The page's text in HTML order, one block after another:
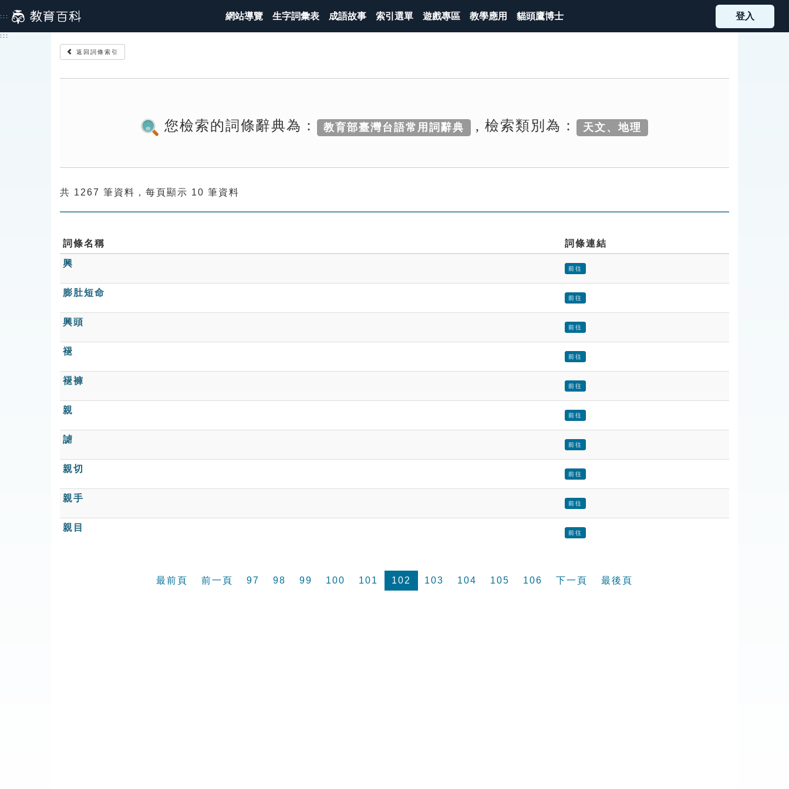
到
主
::: 網站導覽 生字詞彙表 成語故事 索引選單 遊戲專區 教學應用 貓頭鷹博士 登入
:::
返回詞條索引
您檢索的詞條辭典為： 教育部臺灣台語常用詞辭典 , 檢索類別為： 天文、地理
共 1267 筆資料，每頁顯示 10 筆資料
詞條名稱
詞條連結
興
前往
膨肚短命
前往
興頭
前往
褪
前往
褪褲
前往
親
前往
謔
前往
親切
前往
親手
前往
親目
前往
最前頁 前一頁 97 98 99 100 101 102 103 104 105 106 下一頁 最後頁